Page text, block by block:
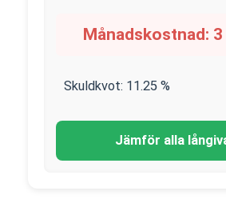
Månadskostnad:
Skuldkvot: 11.25 %
Jämför alla